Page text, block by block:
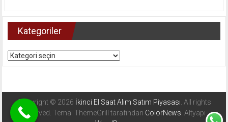
Kategoriler
Kategoriler
Copyright © 2026 İkinci El Saat Alım Satım Piyasası. All rights
reserved. Tema: ThemeGrill tarafından ColorNews. Altyapı